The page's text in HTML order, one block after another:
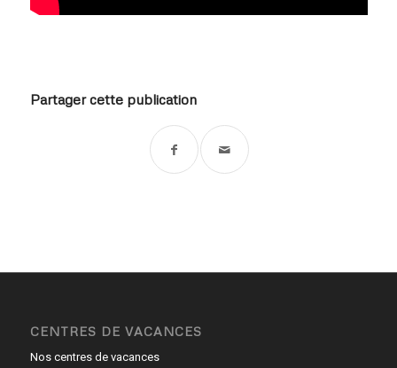
Partager cette publication
CENTRES DE VACANCES
Nos centres de vacances